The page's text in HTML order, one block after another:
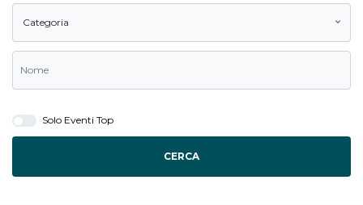
Categoria
Solo Eventi Top
CERCA